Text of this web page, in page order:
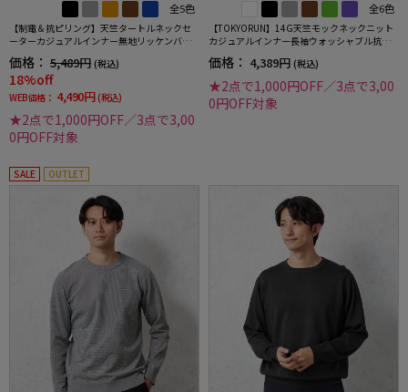
全5色
【制電＆抗ピリング】天竺タートルネックセ
ーターカジュアルインナー無地リッケンバッ
カー秋冬
価格： 5,489円 (税込)
18%off
WEB価格： 4,490円 (税込)
★2点で1,000円OFF／3点で3,00
0円OFF対象
全6色
【TOKYORUN】14G天竺モックネックニット
カジュアルインナー長袖ウォッシャブル抗ピ
リング吸汗速乾秋冬
価格： 4,389円 (税込)
★2点で1,000円OFF／3点で3,00
0円OFF対象
SALE OUTLET